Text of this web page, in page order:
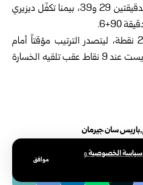
سياسة الخصوصيةو
موافق
وأحرز أشرف حكيمي هدفين في الدقيقتين 29 و39، بيمنا تكفّل ديزيري
90+6.
ورفع سان جيرمان رصيده إلى 20 نقطة، ليتصدر الترتيب مؤقتاً أمام
مرسيليا 18 نقطة، وتجمد رصيد بريست عند 9 نقاط عقب تلقيه الخسارة
باريس سان جيرمان